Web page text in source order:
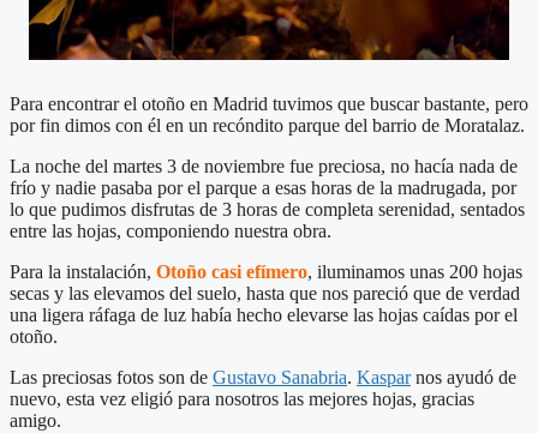
Para encontrar el otoño en Madrid tuvimos que buscar bastante, pero
por fin dimos con él en un recóndito parque del barrio de Moratalaz.
La noche del martes 3 de noviembre fue preciosa, no hacía nada de
frío y nadie pasaba por el parque a esas horas de la madrugada, por
lo que pudimos disfrutas de 3 horas de completa serenidad, sentados
entre las hojas, componiendo nuestra obra.
Para la instalación, Otoño casi efímero, iluminamos unas 200 hojas
secas y las elevamos del suelo, hasta que nos pareció que de verdad
una ligera ráfaga de luz había hecho elevarse las hojas caídas por el
otoño.
Las preciosas fotos son de Gustavo Sanabria. Kasparnos ayudó de
nuevo, esta vez eligió para nosotros las mejores hojas, gracias
amigo.